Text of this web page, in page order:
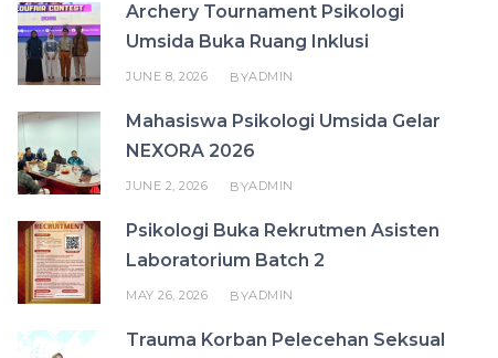
Archery Tournament Psikologi
Umsida Buka Ruang Inklusi
JUNE 8, 2026 BYADMIN
Mahasiswa Psikologi Umsida Gelar
NEXORA 2026
JUNE 2, 2026 BYADMIN
Psikologi Buka Rekrutmen Asisten
Laboratorium Batch 2
MAY 26, 2026 BYADMIN
Trauma Korban Pelecehan Seksual